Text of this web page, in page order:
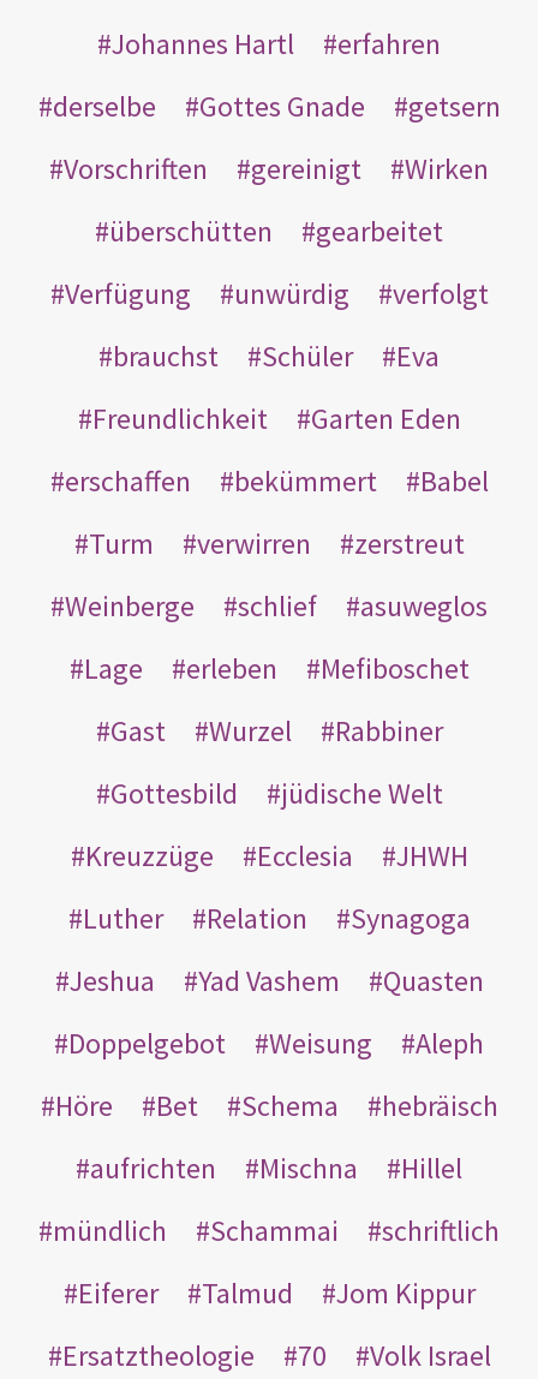
Johannes Hartl
erfahren
derselbe
Gottes Gnade
getsern
Vorschriften
gereinigt
Wirken
überschütten
gearbeitet
Verfügung
unwürdig
verfolgt
brauchst
Schüler
Eva
Freundlichkeit
Garten Eden
erschaffen
bekümmert
Babel
Turm
verwirren
zerstreut
Weinberge
schlief
asuweglos
Lage
erleben
Mefiboschet
Gast
Wurzel
Rabbiner
Gottesbild
jüdische Welt
Kreuzzüge
Ecclesia
JHWH
Luther
Relation
Synagoga
Jeshua
Yad Vashem
Quasten
Doppelgebot
Weisung
Aleph
Höre
Bet Schema
hebräisch
aufrichten
Mischna
Hillel
mündlich
Schammai
schriftlich
Eiferer
Talmud
Jom Kippur
Ersatztheologie
70 Volk Israel